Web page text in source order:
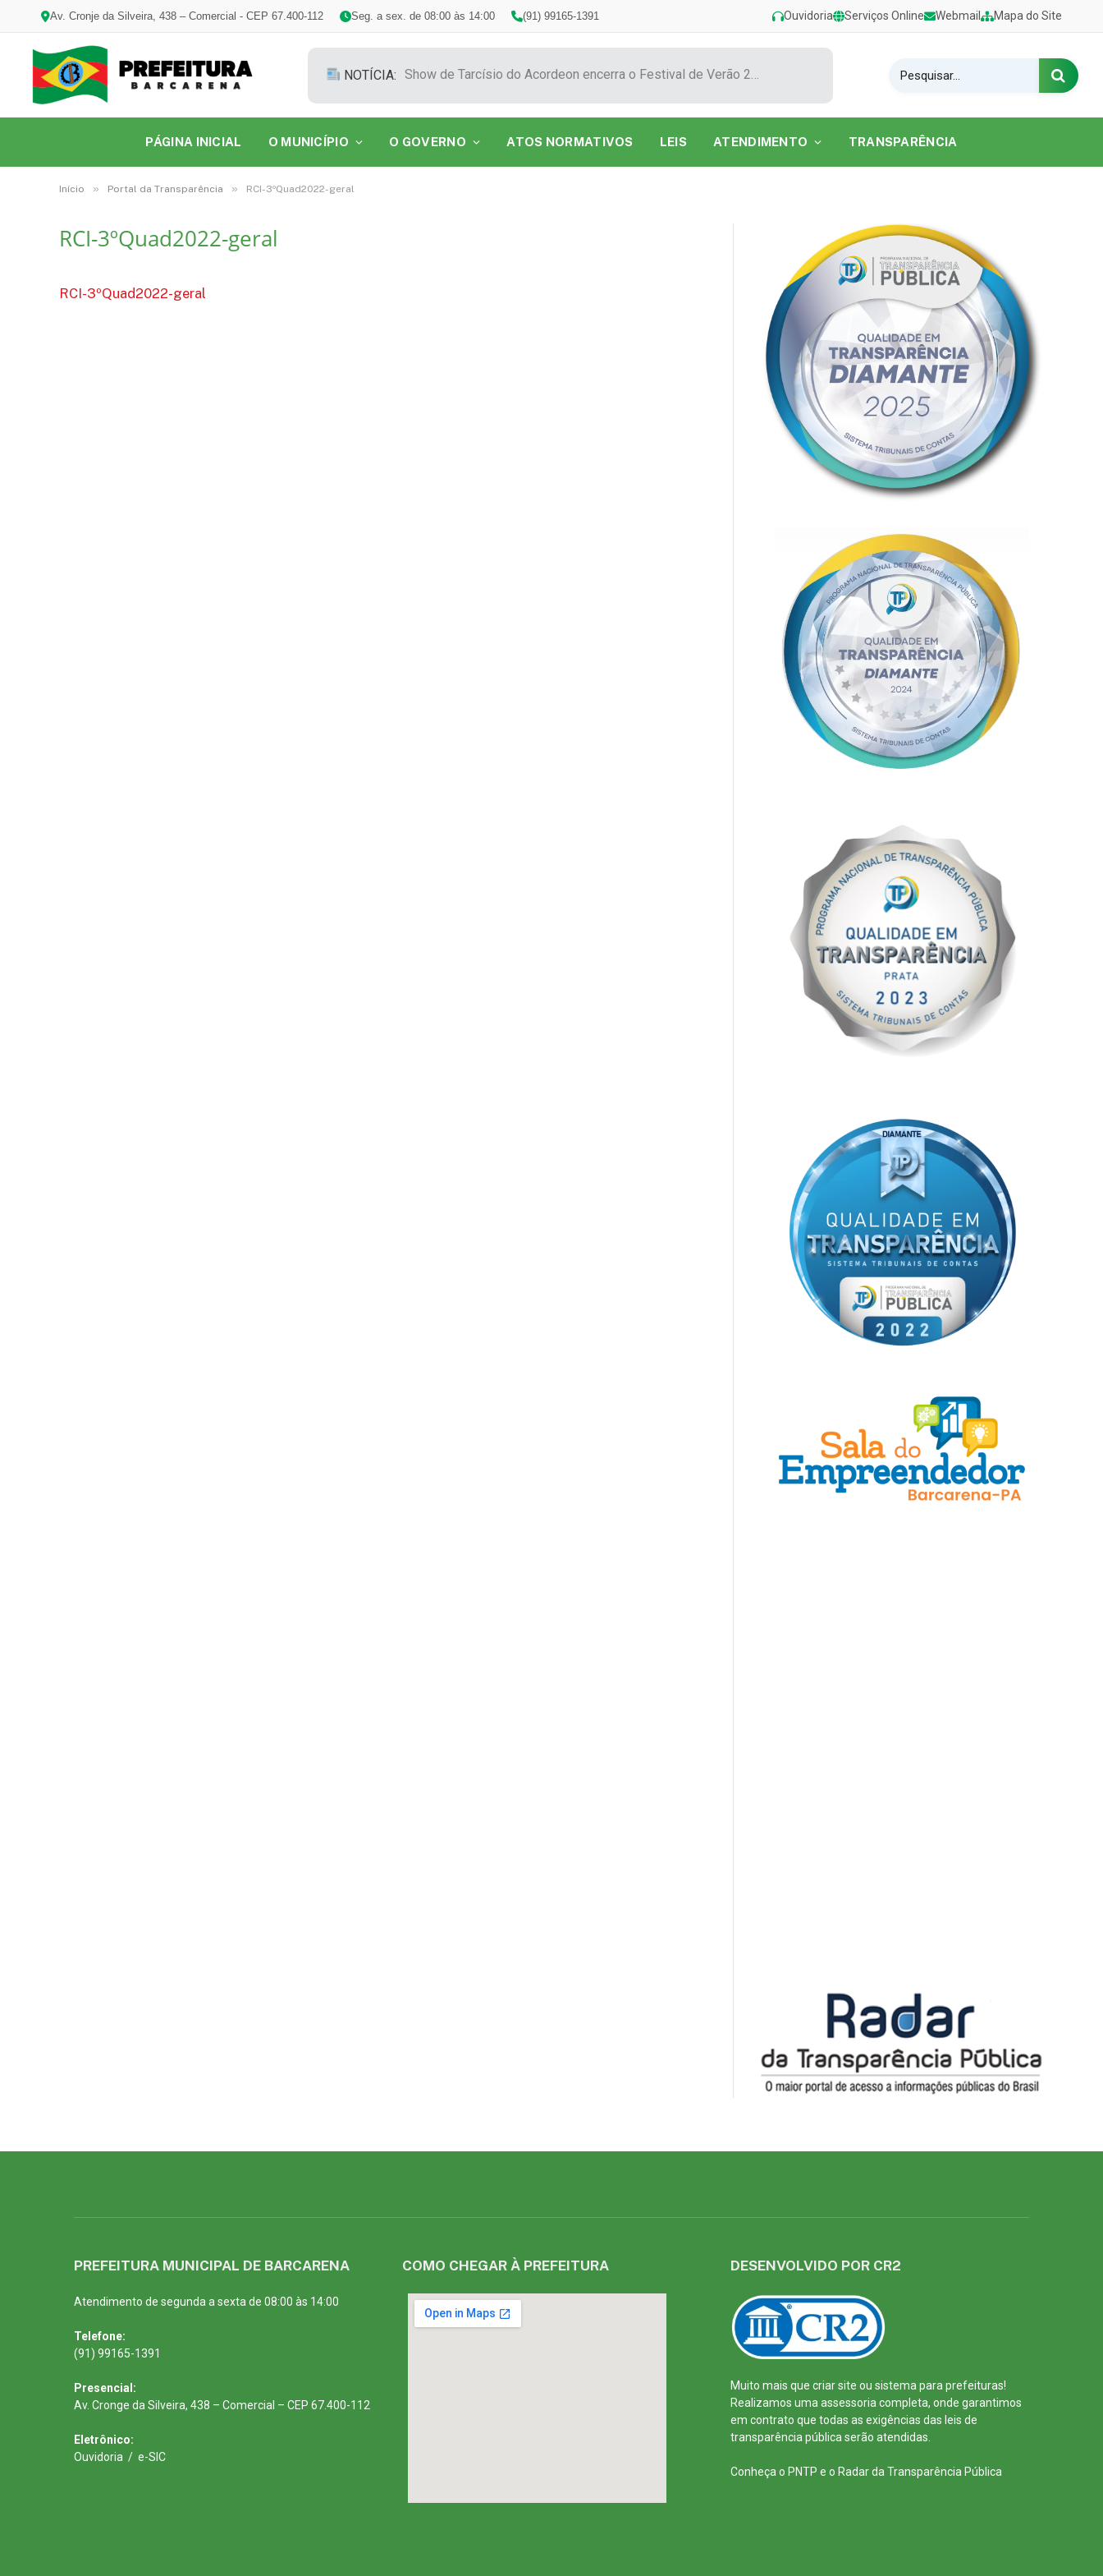
Av. Cronje da Silveira, 438 – Comercial - CEP 67.400-112 Seg. a sex. de 08:00 às 14:00 (91) 99165-1391 Ouvidoria Serviços Online Webmail Mapa do Site
NOTÍCIA: Show de Tarcísio do Acordeon encerra o Festival de Verão 2026 na Praia do Caripi
PÁGINA INICIAL O MUNICÍPIO O GOVERNO ATOS NORMATIVOS LEIS ATENDIMENTO TRANSPARÊNCIA
Início » Portal da Transparência » RCI-3ºQuad2022-geral
RCI-3ºQuad2022-geral
RCI-3ºQuad2022-geral
PREFEITURA MUNICIPAL DE BARCARENA
Atendimento de segunda a sexta de 08:00 às 14:00
Telefone:
(91) 99165-1391
Presencial:
Av. Cronge da Silveira, 438 – Comercial – CEP 67.400-112
Eletrônico:
Ouvidoria / e-SIC
COMO CHEGAR À PREFEITURA DESENVOLVIDO POR CR2
Muito mais que criar site ou sistema para prefeituras!
Realizamos uma assessoria completa, onde garantimos
em contrato que todas as exigências das leis de
transparência pública serão atendidas.
Conheça o PNTP e o Radar da Transparência Pública